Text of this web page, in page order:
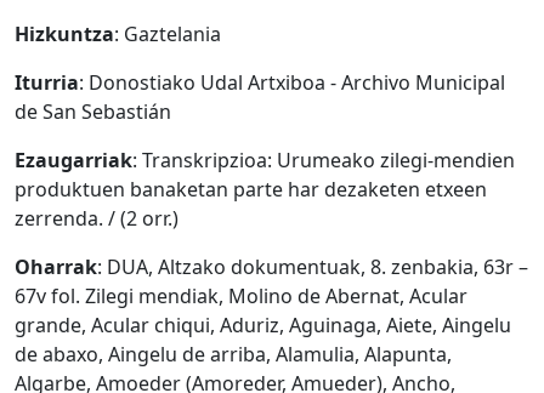
Hizkuntza: Gaztelania
Iturria: Donostiako Udal Artxiboa - Archivo Municipal
de San Sebastián
Ezaugarriak: Transkripzioa: Urumeako zilegi-mendien
produktuen banaketan parte har dezaketen etxeen
zerrenda. / (2 orr.)
Oharrak: DUA, Altzako dokumentuak, 8. zenbakia, 63r –
67v fol. Zilegi mendiak, Molino de Abernat, Acular
grande, Acular chiqui, Aduriz, Aguinaga, Aiete, Aingelu
de abaxo, Aingelu de arriba, Alamulia, Alapunta,
Algarbe, Amoeder (Amoreder, Amueder), Ancho,